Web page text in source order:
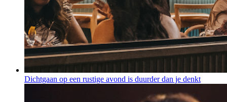
Dichtgaan op een rustige avond is duurder dan je denkt